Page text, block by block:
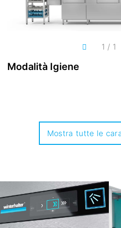
Modalità Igiene
1 / 1
Mostra tutte le